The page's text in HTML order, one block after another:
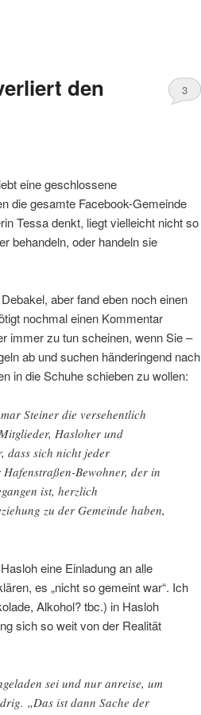
den
3
eine geschlossene
die gesamte Facebook-Gemeinde
Tessa denkt, liegt vielleicht nicht so
behandeln, oder handeln sie
aber fand eben noch einen
nochmal einen Kommentar
immer zu tun scheinen, wenn Sie –
ab und suchen händeringend nach
in die Schuhe schieben zu wollen:
Steiner die versehentlich
Hasloher und
dass sich nicht jeder
Bewohner, der in
ist, herzlich
zu der Gemeinde haben,
eine Einladung an alle
es „nicht so gemeint war“. Ich
Alkohol? tbc.) in Hasloh
sich so weit von der Realität
sei und nur anreise, um
„Das ist dann Sache der